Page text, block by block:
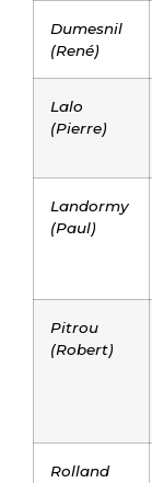
Dumesnil
(René)
Lalo
(Pierre)
Landormy
(Paul)
Pitrou
(Robert)
Rolland